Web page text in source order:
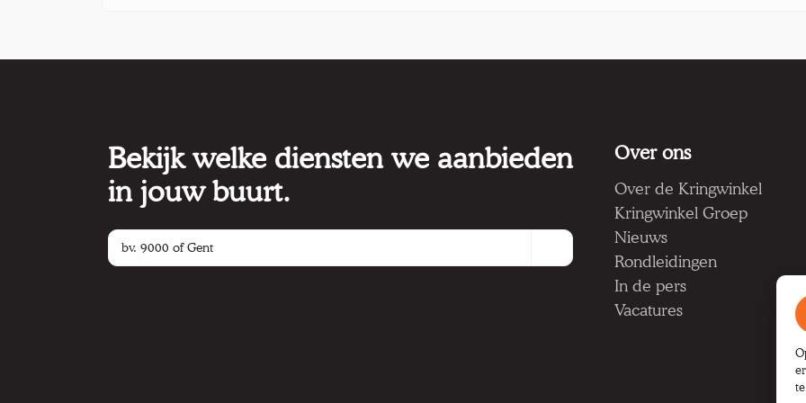
Bekijk welke diensten we aanbieden
in jouw buurt.
Over ons
Over de Kringwinkel
Kringwinkel Groep
Nieuws
Rondleidingen
In de pers
Vacatures